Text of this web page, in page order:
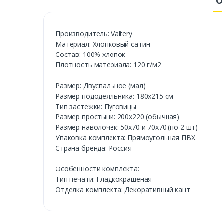
Производитель: Valtery
Материал: Хлопковый сатин
Состав: 100% хлопок
Плотность материала: 120 г/м2
Размер: Двуспальное (мал)
Размер пододеяльника: 180х215 см
Тип застежки: Пуговицы
Размер простыни: 200х220 (обычная)
Размер наволочек: 50х70 и 70х70 (по 2 шт)
Упаковка комплекта: Прямоугольная ПВХ
Страна бренда: Россия
Особенности комплекта:
Тип печати: Гладкокрашеная
Отделка комплекта: Декоративный кант